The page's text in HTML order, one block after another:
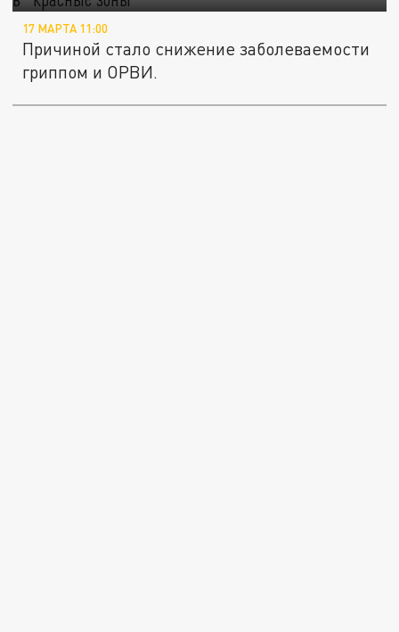
17 МАРТА 11:00
Причиной стало снижение заболеваемости
гриппом и ОРВИ.